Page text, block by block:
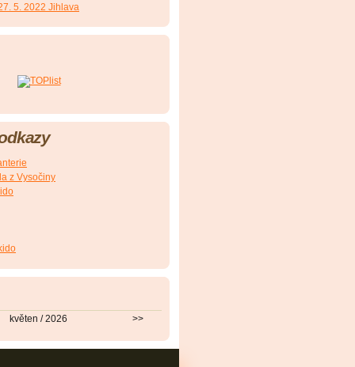
5. 2022 Jihlava
z Vysočiny
květen / 2026 >>